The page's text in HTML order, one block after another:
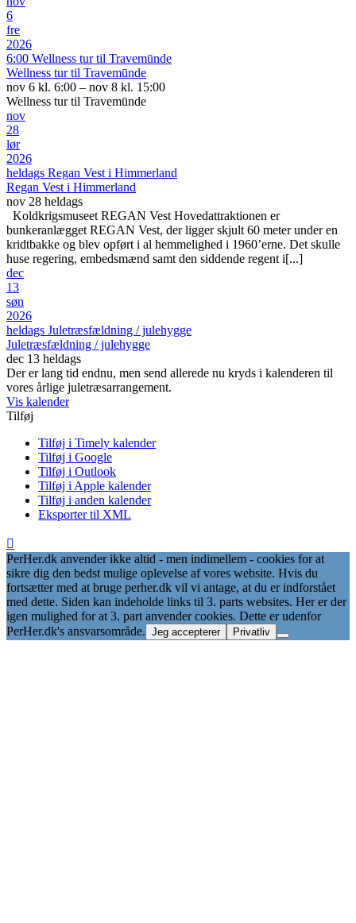
6
fre
2026
6:00 Wellness tur til Travemūnde
Wellness tur til Travemūnde
nov 6 kl. 6:00 – nov 8 kl. 15:00
Wellness tur til Travemūnde
nov
28
lør
2026
heldags Regan Vest i Himmerland
Regan Vest i Himmerland
nov 28 heldags
Koldkrigsmuseet REGAN Vest Hovedattraktionen er
bunkeranlægget REGAN Vest, der ligger skjult 60 meter under en
kridtbakke og blev opført i al hemmelighed i 1960’erne. Det skulle
huse regering, embedsmænd samt den siddende regent i[...]
dec
13
søn
2026
heldags Juletræsfældning / julehygge
Juletræsfældning / julehygge
dec 13 heldags
Der er lang tid endnu, men send allerede nu kryds i kalenderen til
vores årlige juletræsarrangement.
Vis kalender
Tilføj
Tilføj i Timely kalender
Tilføj i Google
Tilføj i Outlook
Tilføj i Apple kalender
Tilføj i anden kalender
Eksporter til XML
PerHer.dk anvender ikke altid - men indimellem - cookies for at
sikre dig den bedst mulige oplevelse af vores website. Hvis du
fortsætter med at bruge perher.dk vil vi antage, at du er indforstået
med dette. Siden kan indeholde links til 3. parts websites. Her er der
igen mulighed for at 3. part anvender cookies. Dette er udenfor
PerHer.dk's ansvarsområde. Jeg accepterer Privatliv